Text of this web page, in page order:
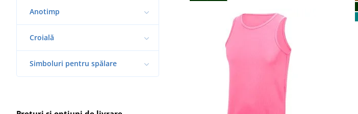
Anotimp
Croială
Simboluri pentru spălare